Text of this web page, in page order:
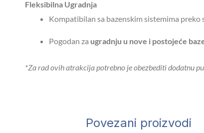
Fleksibilna Ugradnja
Kompatibilan sa bazenskim sistemima preko
Pogodan za ugradnju u nove i postojeće
*Za rad ovih atrakcija potrebno je obezbediti dodatnu
Povezani proizvodi